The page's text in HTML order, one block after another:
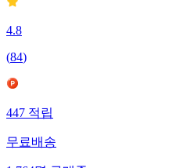
4.8
(84)
447적립
무료배송